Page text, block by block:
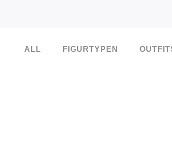
ALL FIGURTYPEN